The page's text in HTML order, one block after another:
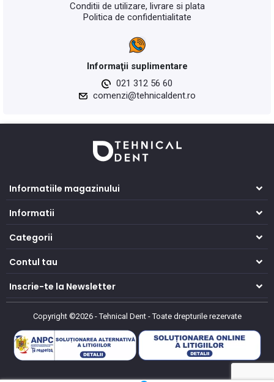
Conditii de utilizare, livrare si plata
Politica de confidentialitate
Informaţii suplimentare
021 312 56 60
comenzi@tehnicaldent.ro
Informatiile magazinului
Informatii
Categorii
Contul tau
Inscrie-te la Newsletter
Copyright ©2026 - Tehnical Dent - Toate drepturile rezervate